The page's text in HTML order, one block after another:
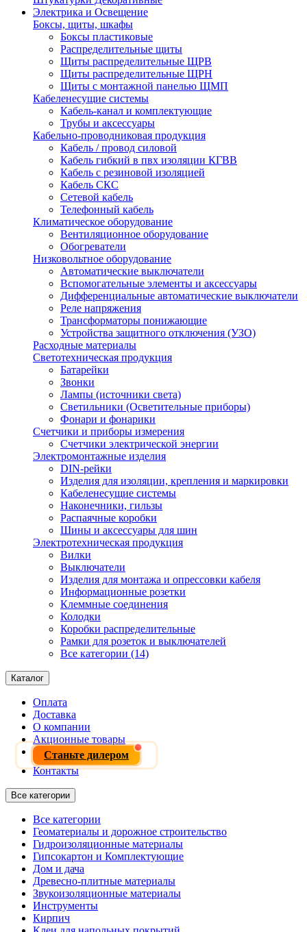
Электрика и Освещение
Боксы, щиты, шкафы
Боксы пластиковые
Распределительные щиты
Щиты распределительные ЩРВ
Щиты распределительные ЩРН
Щиты с монтажной панелью ЩМП
Кабеленесущие системы
Кабель-канал и комплектующие
Трубы и аксессуары
Кабельно-проводниковая продукция
Кабель / провод силовой
Кабель гибкий в пвх изоляции КГВВ
Кабель с резиновой изоляцией
Кабель СКС
Сетевой кабель
Телефонный кабель
Климатическое оборудование
Вентиляционное оборудование
Обогреватели
Низковольтное оборудование
Автоматические выключатели
Вспомогательные элементы и аксессуары
Дифференциальные автоматические выключатели
Реле напряжения
Трансформаторы понижающие
Устройства защитного отключения (УЗО)
Расходные материалы
Светотехническая продукция
Батарейки
Звонки
Лампы (источники света)
Светильники (Осветительные приборы)
Фонари и фонарики
Счетчики и приборы измерения
Счетчики электрической энергии
Электромонтажные изделия
DIN-рейки
Изделия для изоляции, крепления и маркировки
Кабеленесущие системы
Наконечники, гильзы
Распаячные коробки
Шины и аксессуары для шин
Электротехническая продукция
Вилки
Выключатели
Изделия для монтажа и опрессовки кабеля
Информационные розетки
Клеммные соединения
Колодки
Коробки распределительные
Рамки для розеток и выключателей
Все категории (14)
Каталог
Оплата
Доставка
О компании
Акционные товары
Станьте дилером
Контакты
Все категории
Все категории
Геоматериалы и дорожное строительство
Гидроизоляционные материалы
Гипсокартон и Комплектующие
Дом и дача
Древесно-плитные материалы
Звукоизоляционные материалы
Инструменты
Кирпич